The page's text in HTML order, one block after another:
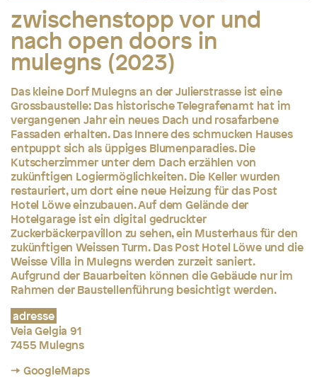
zwischenstopp vor und
nach open doors in
mulegns (2023)
Das kleine Dorf Mulegns an der Julierstrasse ist eine
Grossbaustelle: Das historische Telegrafenamt hat im
vergangenen Jahr ein neues Dach und rosafarbene
Fassaden erhalten. Das Innere des schmucken Hauses
entpuppt sich als üppiges Blumenparadies. Die
Kutscherzimmer unter dem Dach erzählen von
zukünftigen Logiermöglichkeiten. Die Keller wurden
restauriert, um dort eine neue Heizung für das Post
Hotel Löwe einzubauen. Auf dem Gelände der
Hotelgarage ist ein digital gedruckter
Zuckerbäckerpavillon zu sehen, ein Musterhaus für den
zukünftigen Weissen Turm. Das Post Hotel Löwe und die
Weisse Villa in Mulegns werden zurzeit saniert.
Aufgrund der Bauarbeiten können die Gebäude nur im
Rahmen der Baustellenführung besichtigt werden.
adresse
Veia Gelgia 91
7455 Mulegns
→ GoogleMaps